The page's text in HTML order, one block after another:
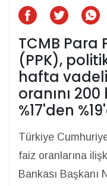
TCMB Para
(PPK),
hafta
oranını
%17'den
Türkiye
faiz oranlarına
Bankası Başkanı